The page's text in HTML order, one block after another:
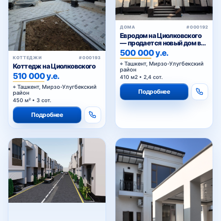
КОТТЕДЖИ #000193
Коттедж на Циолковского
510 000 у.е.
Ташкент, Мирзо-Улугбекский
район
450 м² • 3 сот.
Подробнее
ДОМА #000192
Евродом на Циолковского
— продается новый дом в
Мирзо-Улугбекском районе
Ташкента
500 000 у.е.
Ташкент, Мирзо-Улугбекский
район
410 м2 • 2,4 сот.
Подробнее